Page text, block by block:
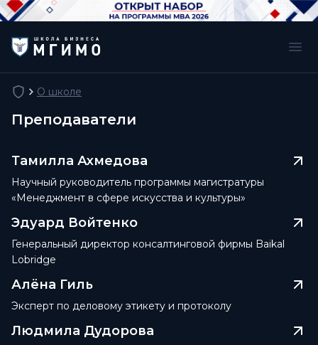
О школе
Преподаватели
Тамилла Ахмедова
Научный руководитель программы магистратуры
«Менеджмент в сфере искусства и культуры»
Эдуард Войтенко
Генеральный директор консалтинговой фирмы Baikal
Lobridge
Алёна Гиль
Эксперт по деловому этикету и протоколу
Людмила Дудорова